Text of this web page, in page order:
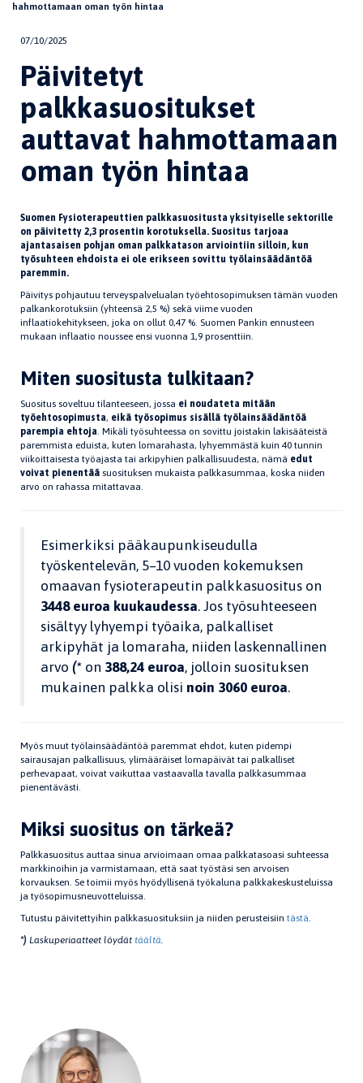
hahmottamaan oman työn hintaa
07/10/2025
Päivitetyt
palkkasuositukset
auttavat hahmottamaan
oman työn hintaa
Suomen Fysioterapeuttien palkkasuositusta yksityiselle sektorille
on päivitetty 2,3 prosentin korotuksella. Suositus tarjoaa
ajantasaisen pohjan oman palkkatason arviointiin silloin, kun
työsuhteen ehdoista ei ole erikseen sovittu työlainsäädäntöä
paremmin.
Päivitys pohjautuu terveyspalvelualan työehtosopimuksen tämän vuoden
palkankorotuksiin (yhteensä 2,5 %) sekä viime vuoden
inflaatiokehitykseen, joka on ollut 0,47 %. Suomen Pankin ennusteen
mukaan inflaatio noussee ensi vuonna 1,9 prosenttiin.
Miten suositusta tulkitaan?
Suositus soveltuu tilanteeseen, jossa ei noudateta mitään
työehtosopimusta, eikä työsopimus sisällä työlainsäädäntöä
parempia ehtoja. Mikäli työsuhteessa on sovittu joistakin lakisääteistä
paremmista eduista, kuten lomarahasta, lyhyemmästä kuin 40 tunnin
viikoittaisesta työajasta tai arkipyhien palkallisuudesta, nämä edut
voivat pienentää suosituksen mukaista palkkasummaa, koska niiden
arvo on rahassa mitattavaa.
Esimerkiksi pääkaupunkiseudulla
työskentelevän, 5–10 vuoden kokemuksen
omaavan fysioterapeutin palkkasuositus on
3448 euroa kuukaudessa. Jos työsuhteeseen
sisältyy lyhyempi työaika, palkalliset
arkipyhät ja lomaraha, niiden laskennallinen
arvo (* on 388,24 euroa, jolloin suosituksen
mukainen palkka olisi noin 3060 euroa.
Myös muut työlainsäädäntöä paremmat ehdot, kuten pidempi
sairausajan palkallisuus, ylimääräiset lomapäivät tai palkalliset
perhevapaat, voivat vaikuttaa vastaavalla tavalla palkkasummaa
pienentävästi.
Miksi suositus on tärkeä?
Palkkasuositus auttaa sinua arvioimaan omaa palkkatasoasi suhteessa
markkinoihin ja varmistamaan, että saat työstäsi sen arvoisen
korvauksen. Se toimii myös hyödyllisenä työkaluna palkkakeskusteluissa
ja työsopimusneuvotteluissa.
Tutustu päivitettyihin palkkasuosituksiin ja niiden perusteisiin tästä.
*) Laskuperiaatteet löydät täältä.